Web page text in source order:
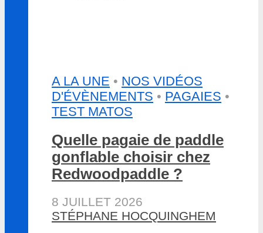
A LA UNE • NOS VIDÉOS
D'ÉVÈNEMENTS • PAGAIES •
TEST MATOS
Quelle pagaie de paddle
gonflable choisir chez
Redwoodpaddle ?
8 JUILLET 2026
STÉPHANE HOCQUINGHEM